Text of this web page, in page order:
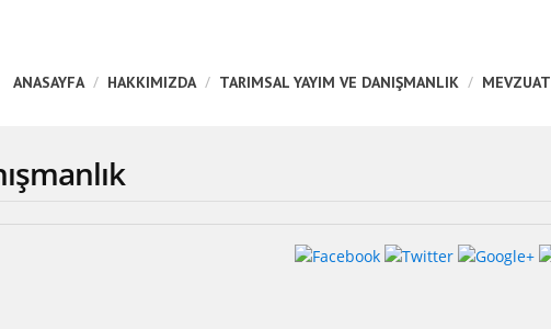
ANASAYFA HAKKIMIZDA TARIMSAL YAYIM VE DANIŞMANLIK MEVZUAT